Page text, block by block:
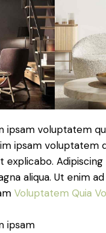
ipsam voluptatem
ipsam voluptatem
explicabo.
aliqua. Ut enim
Voluptatem Quia
ipsam